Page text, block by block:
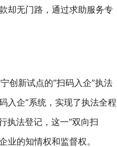
却无门路，通过求助服务专
创新试点的“扫码入企”执法
入企”系统，实现了执法全程
执法登记，这一“双向扫
业的知情权和监督权。